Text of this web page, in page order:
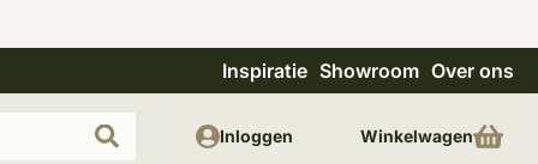
Unieke materialen in kempische bouwstijl
Inspiratie Showroom Over ons
Inloggen Winkelwagen